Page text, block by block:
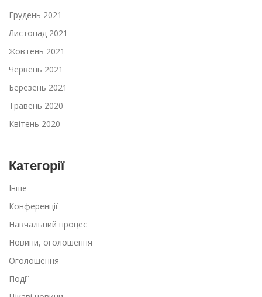
Грудень 2021
Листопад 2021
Жовтень 2021
Червень 2021
Березень 2021
Травень 2020
Квітень 2020
Категорії
Інше
Конференції
Навчальний процес
Новини, оголошення
Оголошення
Події